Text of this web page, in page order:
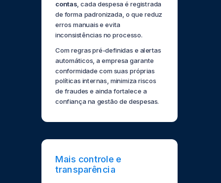
contas, cada despesa é registrada
de forma padronizada, o que reduz
erros manuais e evita
inconsistências no processo.
Com regras pré-definidas e alertas
automáticos, a empresa garante
conformidade com suas próprias
políticas internas, minimiza riscos
de fraudes e ainda fortalece a
confiança na gestão de despesas.
Mais controle e
transparência